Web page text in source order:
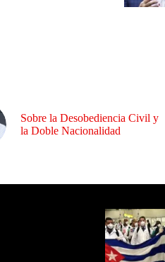
Sobre la Desobediencia Civil y
la Doble Nacionalidad